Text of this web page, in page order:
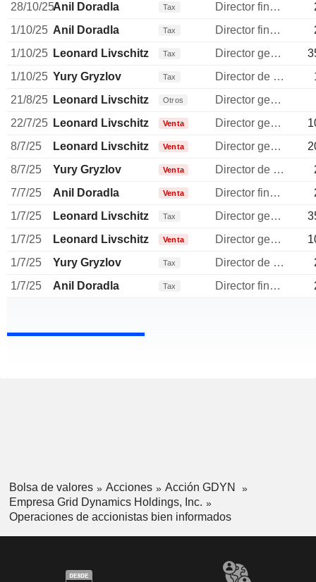
28/10/25Anil Doradla Tax Director financiero
1/10/25 Anil Doradla Tax Director financiero
1/10/25 Leonard Livschitz Tax Director general
1/10/25 Yury Gryzlov Tax Director de operaciones
21/8/25 Leonard Livschitz Otros
Director general
22/7/25 Leonard Livschitz Venta Director general
8/7/25
Leonard Livschitz Venta Director general
8/7/25
Yury Gryzlov Venta Director de operaciones
7/7/25
Anil Doradla Venta Director financiero
1/7/25
Leonard Livschitz Tax Director general
1/7/25
Leonard Livschitz Venta Director general
1/7/25
Yury Gryzlov Tax Director de operaciones
1/7/25
Anil Doradla Tax Director financiero
Bolsa de valores Acciones
Acción GDYN
Empresa Grid Dynamics Holdings, Inc.
Operaciones de accionistas bien informados